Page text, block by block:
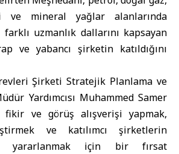
ve mineral yağlar alanlarında
uzmanlık dallarını kapsayan
ve yabancı şirketin katıldığını
Şirketi Stratejik Planlama ve
Yardımcısı Muhammed Samer
ve görüş alışverişi yapmak,
ve katılımcı şirketlerin
yararlanmak için bir fırsat